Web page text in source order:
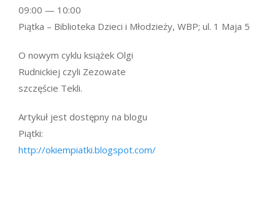
O nowym cyklu książek Olgi
Rudnickiej czyli Zezowate
szczęście Tekli.
Artykuł jest dostępny na blogu
Piątki:
http://okiempiatki.blogspot.com/
09:00 — 10:00
Piątka – Biblioteka Dzieci i Młodzieży, WBP; ul. 1 Maja 5